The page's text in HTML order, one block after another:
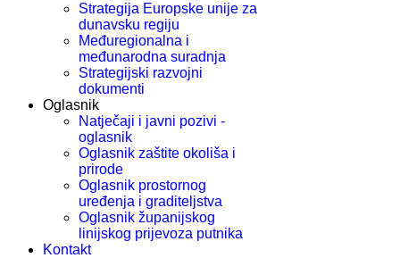
Strategija Europske unije za
dunavsku regiju
Međuregionalna i
međunarodna suradnja
Strategijski razvojni
dokumenti
Oglasnik
Natječaji i javni pozivi -
oglasnik
Oglasnik zaštite okoliša i
prirode
Oglasnik prostornog
uređenja i graditeljstva
Oglasnik županijskog
linijskog prijevoza putnika
Kontakt